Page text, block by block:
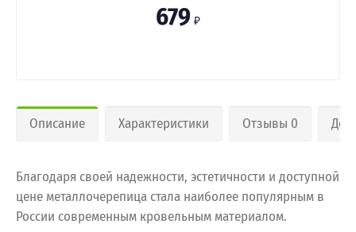
679 ₽
Описание Характеристики Отзывы 0
Благодаря своей надежности, эстетичности и доступной
цене металлочерепица стала наиболее популярным в
России современным кровельным материалом.